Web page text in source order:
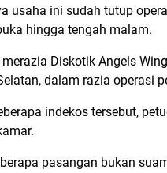
usaha ini sudah tutup
hingga tengah malam.
merazia Diskotik Angels
dalam razia operasi
indekos tersebut,
pasangan bukan